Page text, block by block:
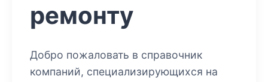
ремонту
Добро пожаловать в справочник
компаний, специализирующихся на